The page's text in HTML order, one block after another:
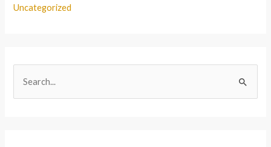
Uncategorized